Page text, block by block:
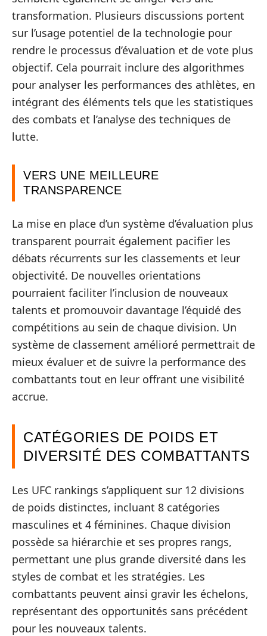
transformation. Plusieurs discussions portent
sur l’usage potentiel de la technologie pour
rendre le processus d’évaluation et de vote plus
objectif. Cela pourrait inclure des algorithmes
pour analyser les performances des athlètes, en
intégrant des éléments tels que les statistiques
des combats et l’analyse des techniques de
lutte.
VERS UNE MEILLEURE
TRANSPARENCE
La mise en place d’un système d’évaluation plus
transparent pourrait également pacifier les
débats récurrents sur les classements et leur
objectivité. De nouvelles orientations
pourraient faciliter l’inclusion de nouveaux
talents et promouvoir davantage l’équidé des
compétitions au sein de chaque division. Un
système de classement amélioré permettrait de
mieux évaluer et de suivre la performance des
combattants tout en leur offrant une visibilité
accrue.
CATÉGORIES DE POIDS ET
DIVERSITÉ DES COMBATTANTS
Les UFC rankings s’appliquent sur 12 divisions
de poids distinctes, incluant 8 catégories
masculines et 4 féminines. Chaque division
possède sa hiérarchie et ses propres rangs,
permettant une plus grande diversité dans les
styles de combat et les stratégies. Les
combattants peuvent ainsi gravir les échelons,
représentant des opportunités sans précédent
pour les nouveaux talents.